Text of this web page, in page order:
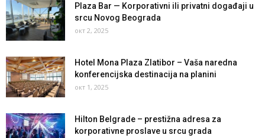
Plaza Bar — Korporativni ili privatni događaji u
srcu Novog Beograda
окт 2, 2025
Hotel Mona Plaza Zlatibor – Vaša naredna
konferencijska destinacija na planini
окт 1, 2025
Hilton Belgrade – prestižna adresa za
korporativne proslave u srcu grada